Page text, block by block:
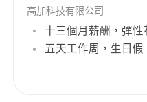
高加科技有限公司
十三個月薪酬，彈
五天工作周，生日